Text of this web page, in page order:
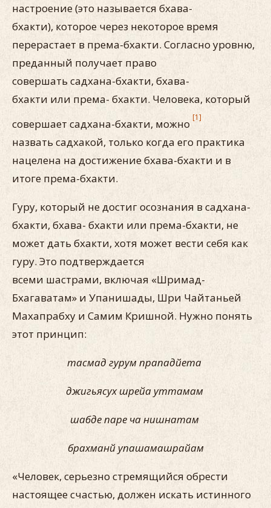
настроение (это назы­вается бхава-
бхакти), которое через некоторое время
перерас­тает в према-бхакти. Согласно уровню,
преданный получает право
совершать садхана-бхакти, бхава-
бхакти или према- бхакти. Человека, который
совершает садхана-бхакти, можно [1]
назвать садхакой, только когда его практика
нацелена на дости­жение бхава-бхакти и в
итоге према-бхакти.
Гуру, который не достиг осознания в садхана-
бхакти, бхава- бхакти или према-бхакти, не
может дать бхакти, хотя может вести себя как
гуру. Это подтверждается
всеми шастрами, включая «Шримад-
Бхагаватам» и Упанишады, Шри Чайтаньей
Махапрабху и Самим Кришной. Нужно понять
этот принцип:
тасмад гурум прападйета
джигьясух шрейа уттамам
шабде паре ча нишнатам
брахманй упашамашрайам
«Человек, серьезно стремящийся обрести
настоящее счас­тью, должен искать истинного